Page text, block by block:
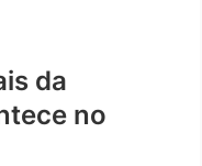
da
no